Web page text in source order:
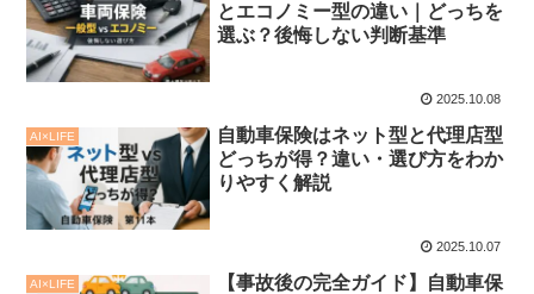
とエコノミー型の違い｜どっちを
選ぶ？後悔しない判断基準
2025.10.08
AI×LIFE
自動車保険はネット型と代理店型
どっちが得？違い・選び方をわか
りやすく解説
2025.10.07
AI×LIFE
【事故後の完全ガイド】自動車保